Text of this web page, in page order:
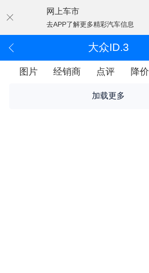
网上车市
去APP了解更多精彩汽车信息
大众ID.3
图片 经销商 点评 降价
加载更多